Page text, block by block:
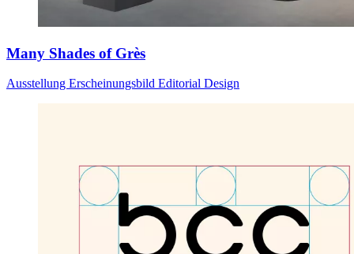
Many Shades of Grès
Ausstellung Erscheinungsbild Editorial Design